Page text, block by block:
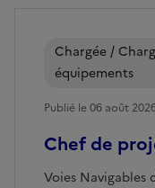
Chef de
Voies Navigables
Chargée /
équipements
Publié le 06 août